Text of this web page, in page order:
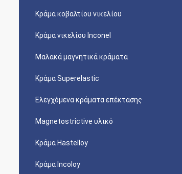
Κράμα κοβαλτίου νικελίου
Κράμα νικελίου Inconel
Μαλακά μαγνητικά κράματα
Κράμα Superelastic
Ελεγχόμενα κράματα επέκτασης
Magnetostrictive υλικό
Κράμα Hastelloy
Κράμα Incoloy